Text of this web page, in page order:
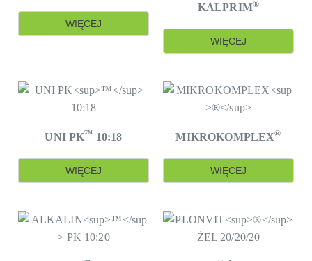
WIĘCEJ
KALPRIM®
WIĘCEJ
UNI PK™ 10:18
WIĘCEJ
MIKROKOMPLEX®
WIĘCEJ